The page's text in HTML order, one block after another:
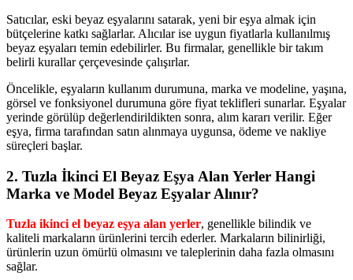
Satıcılar, eski beyaz eşyalarını satarak, yeni bir eşya almak için
bütçelerine katkı sağlarlar. Alıcılar ise uygun fiyatlarla kullanılmış
beyaz eşyaları temin edebilirler. Bu firmalar, genellikle bir takım
belirli kurallar çerçevesinde çalışırlar.
Öncelikle, eşyaların kullanım durumuna, marka ve modeline, yaşına,
görsel ve fonksiyonel durumuna göre fiyat teklifleri sunarlar. Eşyalar
yerinde görülüp değerlendirildikten sonra, alım kararı verilir. Eğer
eşya, firma tarafından satın alınmaya uygunsa, ödeme ve nakliye
süreçleri başlar.
2. Tuzla İkinci El Beyaz Eşya Alan Yerler Hangi
Marka ve Model Beyaz Eşyalar Alınır?
Tuzla ikinci el beyaz eşya alan yerler, genellikle bilindik ve
kaliteli markaların ürünlerini tercih ederler. Markaların bilinirliği,
ürünlerin uzun ömürlü olmasını ve taleplerinin daha fazla olmasını
sağlar.